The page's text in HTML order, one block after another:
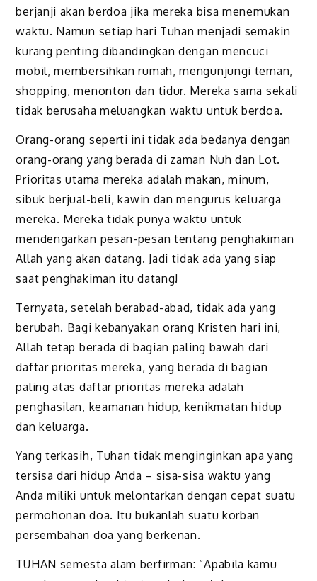
berjanji akan berdoa jika mereka bisa menemukan
waktu. Namun setiap hari Tuhan menjadi semakin
kurang penting dibandingkan dengan mencuci
mobil, membersihkan rumah, mengunjungi teman,
shopping, menonton dan tidur. Mereka sama sekali
tidak berusaha meluangkan waktu untuk berdoa.
Orang-orang seperti ini tidak ada bedanya dengan
orang-orang yang berada di zaman Nuh dan Lot.
Prioritas utama mereka adalah makan, minum,
sibuk berjual-beli, kawin dan mengurus keluarga
mereka. Mereka tidak punya waktu untuk
mendengarkan pesan-pesan tentang penghakiman
Allah yang akan datang. Jadi tidak ada yang siap
saat penghakiman itu datang!
Ternyata, setelah berabad-abad, tidak ada yang
berubah. Bagi kebanyakan orang Kristen hari ini,
Allah tetap berada di bagian paling bawah dari
daftar prioritas mereka, yang berada di bagian
paling atas daftar prioritas mereka adalah
penghasilan, keamanan hidup, kenikmatan hidup
dan keluarga.
Yang terkasih, Tuhan tidak menginginkan apa yang
tersisa dari hidup Anda – sisa-sisa waktu yang
Anda miliki untuk melontarkan dengan cepat suatu
permohonan doa. Itu bukanlah suatu korban
persembahan doa yang berkenan.
TUHAN semesta alam berfirman: “Apabila kamu